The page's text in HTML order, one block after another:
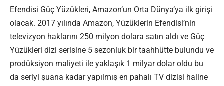
Efendisi Güç Yüzükleri, Amazon’un Orta Dünya’ya ilk girişi
olacak. 2017 yılında Amazon, Yüzüklerin Efendisi’nin
televizyon haklarını 250 milyon dolara satın aldı ve Güç
Yüzükleri dizi serisine 5 sezonluk bir taahhütte bulundu ve
prodüksiyon maliyeti ile yaklaşık 1 milyar dolar oldu bu
da seriyi şuana kadar yapılmış en pahalı TV dizisi haline